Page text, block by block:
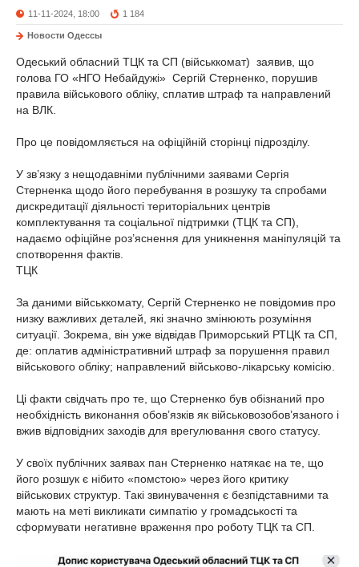
11-11-2024, 18:00 1 184
Новости Одессы
Одеський обласний ТЦК та СП (військкомат) заявив, що
голова ГО «НГО Небайдужі» Сергій Стерненко, порушив
правила військового обліку, сплатив штраф та направлений
на ВЛК.
Про це повідомляється на офіційній сторінці підрозділу.
У зв’язку з нещодавніми публічними заявами Сергія
Стерненка щодо його перебування в розшуку та спробами
дискредитації діяльності територіальних центрів
комплектування та соціальної підтримки (ТЦК та СП),
надаємо офіційне роз’яснення для уникнення маніпуляцій та
спотворення фактів.
ТЦК
За даними військкомату, Сергій Стерненко не повідомив про
низку важливих деталей, які значно змінюють розуміння
ситуації. Зокрема, він уже відвідав Приморський РТЦК та СП,
де: оплатив адміністративний штраф за порушення правил
військового обліку; направлений військово-лікарську комісію.
Ці факти свідчать про те, що Стерненко був обізнаний про
необхідність виконання обов’язків як військовозобов’язаного і
вжив відповідних заходів для врегулювання свого статусу.
У своїх публічних заявах пан Стерненко натякає на те, що
його розшук є нібито «помстою» через його критику
військових структур. Такі звинувачення є безпідставними та
мають на меті викликати симпатію у громадськості та
сформувати негативне враження про роботу ТЦК та СП.